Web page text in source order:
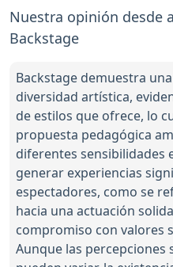
Nuestra opinión desde
Backstage
Backstage demuestra
diversidad artística,
de estilos que ofrece, lo
propuesta pedagógica
diferentes sensibilidades
generar experiencias
espectadores, como se
hacia una actuación
compromiso con valores
Aunque las percepciones